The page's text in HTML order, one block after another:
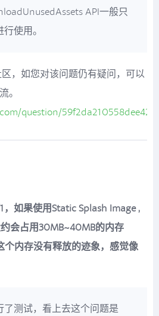
API一般只
使用。
，如您对该问题仍有疑问，可以
。
question/
，如果使用Static Splash Image ,
会占用30MB~40MB的内存
个内存没有释放的迹象，感觉像
了测试，看上去这个问题是